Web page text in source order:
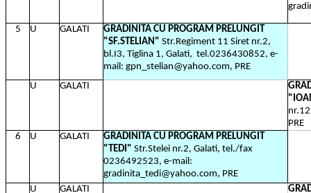
5 U GALATI
GRADINITA CU PROGRAM PRELUNGIT
"SF.STELIAN" Str.Regiment 11 Siret nr.2,
bl.I3, Tiglina 1, Galati, tel.0236430852, e-
mail: gpn_stelian@yahoo.com, PRE
U
GALATI
PRE
6
U GALATI
GRADINITA CU PROGRAM PRELUNGIT
"TEDI" Str.Stelei nr.2, Galati, tel./fax
0236492523, e-mail:
gradinita_tedi@yahoo.com, PRE
U
GALATI